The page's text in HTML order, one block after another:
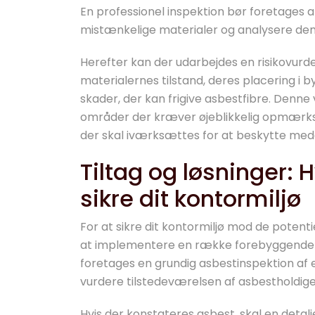
En professionel inspektion bør foretages
mistænkelige materialer og analysere
Herefter kan der udarbejdes en
materialernes tilstand, deres placering i
skader, der kan frigive asbestfibre.
områder der kræver øjeblikkelig
der skal iværksættes for at beskytte
Tiltag og løsninger:
sikre dit kontormiljø
For at sikre dit kontormiljø mod de
at implementere en række
foretages en grundig asbestinspektion
vurdere tilstedeværelsen af